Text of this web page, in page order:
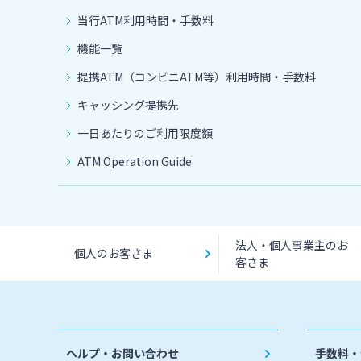
当行ATM利用時間・手数料
機能一覧
提携ATM（コンビニATM等）利用時間・手数料
キャッシング提携先
一日あたりのご利用限度額
ATM Operation Guide
個人のお客さま
法人・個人事業主のお
客さま
ヘルプ・お問い合わせ 手数料